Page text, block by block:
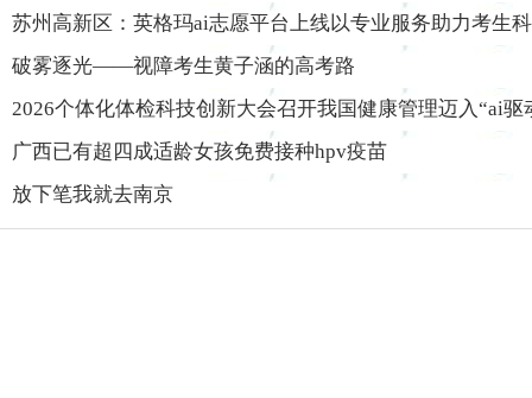
苏州高新区：英格玛ai志愿平台上线以专业服务助力考生
破雾逐光——视障考生黄子涵的高考路
2026个体化体检科技创新大会召开我国健康管理迈入“ai驱
广西已有超四成适龄女孩免费接种hpv疫苗
放下笔我就去南京